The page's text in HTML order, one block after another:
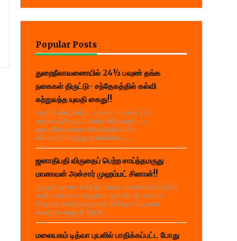
Popular Posts
துறைநீலாவணையில் 24½ பவுண் தங்க
நகைகள் திருட்டு- சந்தேகத்தில் கல்வி
கற்றுவந்த யுவதி கைது!!
(பாறுக் ஷிஹான்) மட்டக்களப்பு மாவட்டம்,
களுவாஞ்சிகுடி பொலிஸ் பிரிவுக்குட்பட்ட
துறைநீலாவணை கிராமத்தில் உள்ள
வீடொன்றிலிருந்து தாலிக்கொடி,...
ஜனாதிபதி விருதைப் பெற்ற சாய்ந்தமருது
மாணவன் அன்சார் முஹம்மட் சினான்!!
(நூருல் ஹுதா உமர்) இலங்கை சாரணர் சங்கத்தின்
உயரிய கௌரவ விருதான ஜனாதிபதி சாரணர்
விருதை சாய்ந்தமருதைச் சேர்ந்த கல்முனை
ஸாஹிரா கல்லூரி (தேசி...
மலையகம் டித்வா புயலில் பாதிக்கப்பட்ட போது